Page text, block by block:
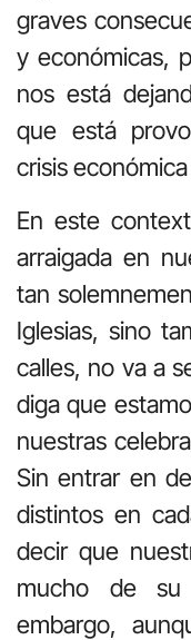
graves
y económicas,
nos está
que está
crisis
En este
arraigada en
tan
Iglesias, sino
calles, no va a
diga que
nuestras
Sin entrar en
distintos en
decir que
mucho de su
embargo,